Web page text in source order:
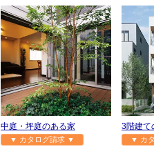
中庭・坪庭のある家
▼ カタログ請求 ▼
3階建て
▼ カ